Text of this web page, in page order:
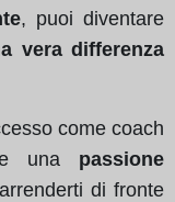
, puoi diventare
vera differenza
come coach
una passione
di fronte